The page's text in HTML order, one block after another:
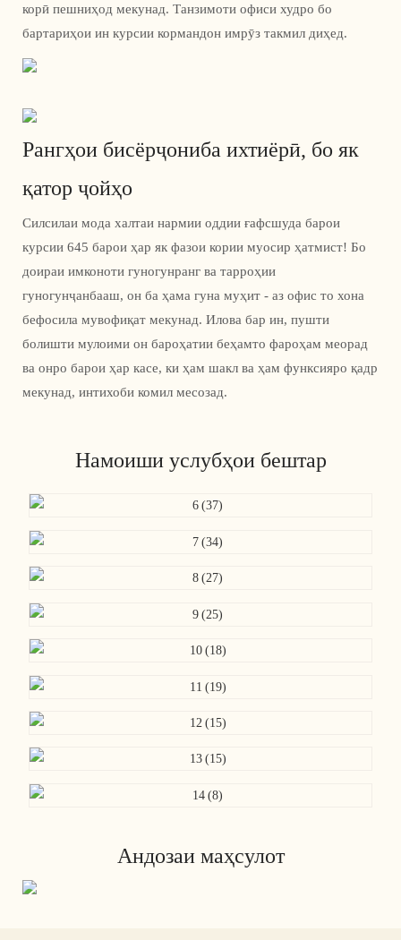
корӣ пешниҳод мекунад. Танзимоти офиси худро бо
бартариҳои ин курсии кормандон имрӯз такмил диҳед.
Рангҳои бисёрҷониба ихтиёрӣ, бо як
қатор ҷойҳо
Силсилаи мода халтаи нармии оддии ғафсшуда барои
курсии 645 барои ҳар як фазои кории муосир ҳатмист! Бо
доираи имконоти гуногунранг ва тарроҳии
гуногунҷанбааш, он ба ҳама гуна муҳит - аз офис то хона
бефосила мувофиқат мекунад. Илова бар ин, пушти
болишти мулоими он бароҳатии беҳамто фароҳам меорад
ва онро барои ҳар касе, ки ҳам шакл ва ҳам функсияро қадр
мекунад, интихоби комил месозад.
Намоиши услубҳои бештар
Андозаи маҳсулот